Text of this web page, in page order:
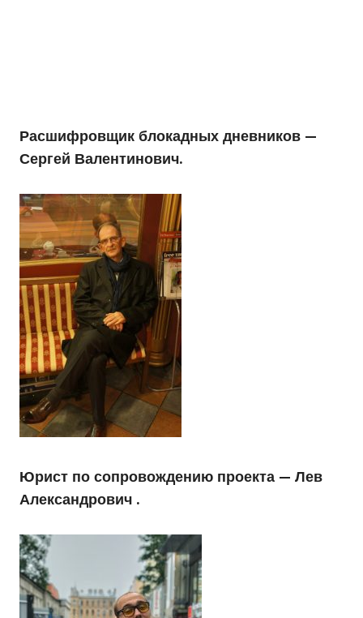
Расшифровщик блокадных дневников —
Сергей Валентинович.
Юрист по сопровождению проекта — Лев
Александрович .